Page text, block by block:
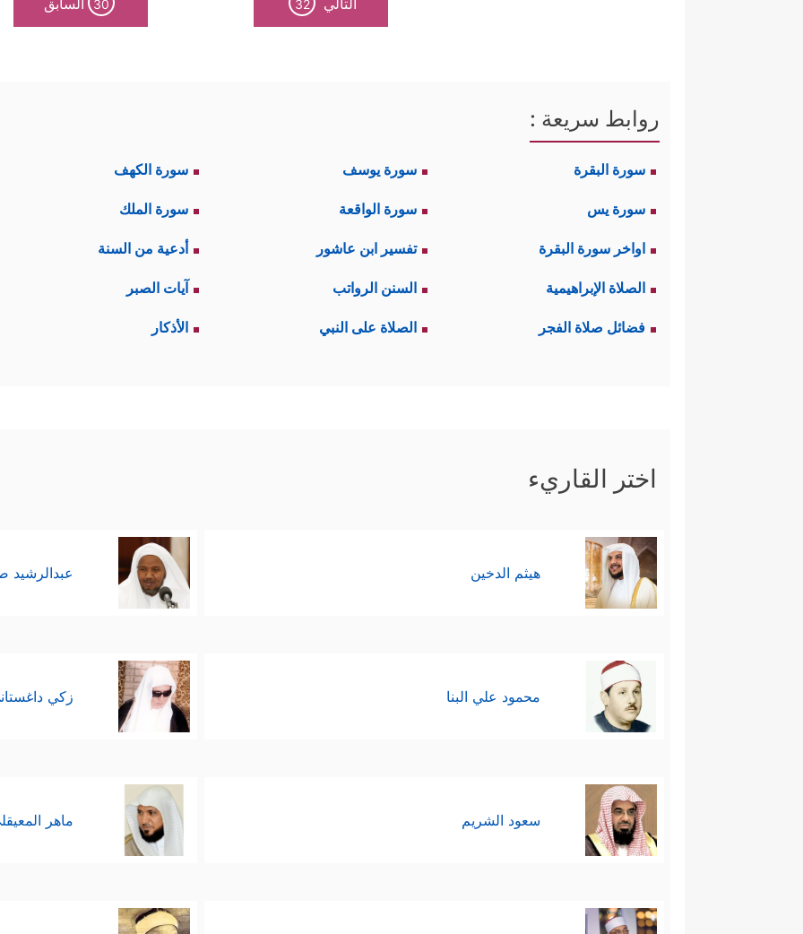
التالي 32
30 السابق
روابط سريعة :
سورة البقرة سورة يوسف سورة الكهف
سورة يس سورة الواقعة سورة الملك
اواخر سورة البقرة تفسير ابن عاشور أدعية من السنة
الصلاة الإبراهيمية السنن الرواتب آيات الصبر
فضائل صلاة الفجر الصلاة على النبي الأذكار
اختر القاريء
هيثم الدخين عبدالرشيد
محمود علي البنا زكي
سعود الشريم ماهر